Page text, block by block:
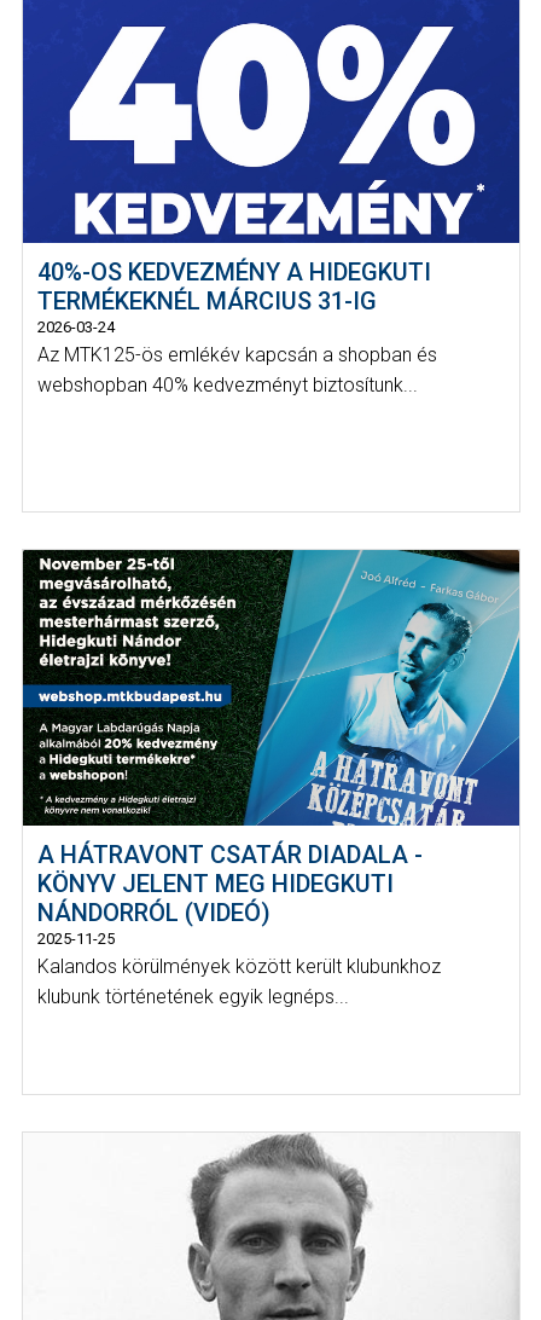
40%-OS KEDVEZMÉNY A HIDEGKUTI
TERMÉKEKNÉL MÁRCIUS 31-IG
2026-03-24
Az MTK125-ös emlékév kapcsán a shopban és
webshopban 40% kedvezményt biztosítunk...
A HÁTRAVONT CSATÁR DIADALA -
KÖNYV JELENT MEG HIDEGKUTI
NÁNDORRÓL (VIDEÓ)
2025-11-25
Kalandos körülmények között került klubunkhoz
klubunk történetének egyik legnéps...